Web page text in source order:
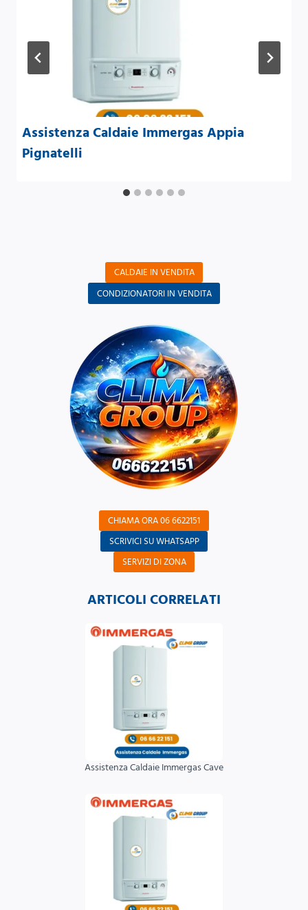
Assistenza Caldaie Immergas Appia
Pignatelli
CALDAIE IN VENDITA
CONDIZIONATORI IN VENDITA
CHIAMA ORA 06 6622151
SCRIVICI SU WHATSAPP
SERVIZI DI ZONA
ARTICOLI CORRELATI
Assistenza Caldaie Immergas Cave